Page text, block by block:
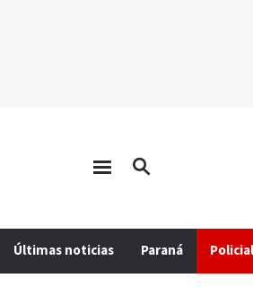
Últimas noticias Paraná